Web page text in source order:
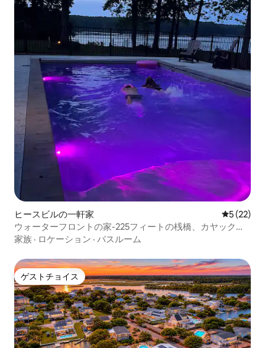
ヒースビルの一軒家 レビュー
5 (22)
ウォーターフロントの家-225フィートの桟橋、カヤック、
ファイヤーピット、プール、ビーチ
家族 · ロケーション · バスルーム
ゲストチョイス
ゲストチョイス